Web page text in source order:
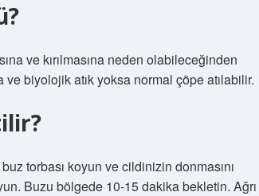
ve kırılmasına neden olabileceğinden
biyolojik atık yoksa normal çöpe atılabilir.
torbası koyun ve cildinizin donmasını
Buzu bölgede 10-15 dakika bekletin. Ağrı